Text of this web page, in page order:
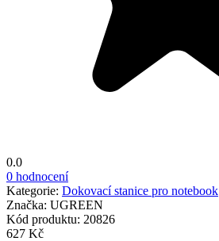
0.0
0 hodnocení
Kategorie: Dokovací stanice pro notebook
Značka: UGREEN
Kód produktu: 20826
627 Kč